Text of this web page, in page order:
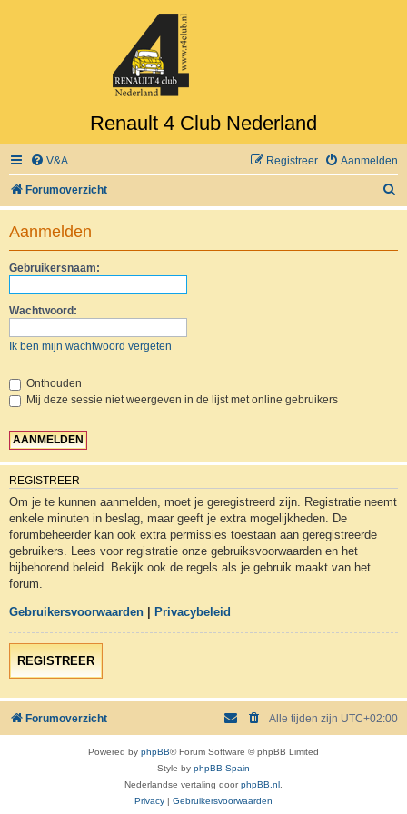
Renault 4 Club Nederland
V&A Aanmelden
Registreer
Forumoverzicht
o
Aanmelden
Gebruikersnaam:
Wachtwoord:
Ik ben mijn wachtwoord vergeten
Onthouden
Mij deze sessie niet weergeven in de lijst met online gebruikers
REGISTREER
Om je te kunnen aanmelden, moet je geregistreerd zijn. Registratie neemt
enkele minuten in beslag, maar geeft je extra mogelijkheden. De
forumbeheerder kan ook extra permissies toestaan aan geregistreerde
gebruikers. Lees voor registratie onze gebruiksvoorwaarden en het
bijbehorend beleid. Bekijk ook de regels als je gebruik maakt van het
forum.
Gebruikersvoorwaarden Privacybeleid
REGISTREER
Forumoverzicht Alle tijden zijn UTC+02:00
Powered by phpBB® Forum Software © phpBB Limited
Style by phpBB Spain
Nederlandse vertaling doorphpBB.nl .
Privacy
Gebruikersvoorwaarden